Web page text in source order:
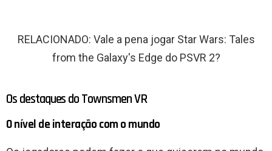
RELACIONADO: Vale a pena jogar Star Wars: Tales
from the Galaxy's Edge do PSVR 2?
Os destaques do Townsmen VR
O nível de interação com o mundo